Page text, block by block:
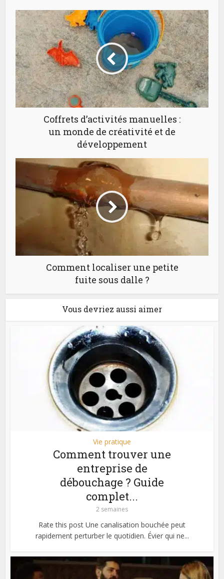
Coffrets d’activités manuelles :
un monde de créativité et de
développement
Comment localiser une petite
fuite sous dalle ?
Vous devriez aussi aimer
Vie pratique
Comment trouver une
entreprise de
débouchage ? Guide
complet...
2 semaines
Rate this post Une canalisation bouchée peut
rapidement perturber le quotidien. Évier qui ne...